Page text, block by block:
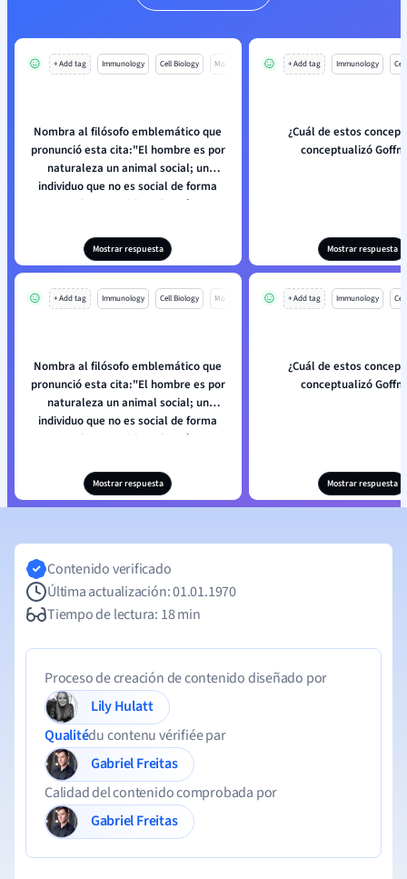
+ Add tag Immunology Cell Biology Mo
Nombra al filósofo emblemático que
pronunció esta cita:"El hombre es por
naturaleza un animal social; un
individuo que no es social de forma
natural y no accidental está por
que humano. La sociedad es algo que
precede al individuo".
Mostrar respuesta
+ Add tag Immunology
¿Cuál de estos
conceptualizó
Mostrar respuesta
+ Add tag Immunology Cell Biology Mo
Nombra al filósofo emblemático que
pronunció esta cita:"El hombre es por
naturaleza un animal social; un
individuo que no es social de forma
natural y no accidental está por
que humano. La sociedad es algo que
precede al individuo".
Mostrar respuesta
+ Add tag Immunology
¿Cuál de estos
conceptualizó
Mostrar respuesta
Contenido verificado
Última actualización: 01.01.1970
Tiempo de lectura: 18 min
Proceso de creación de contenido diseñado por
Lily Hulatt
Qualitédu contenu vérifiée par
Gabriel Freitas
Calidad del contenido comprobada por
Gabriel Freitas